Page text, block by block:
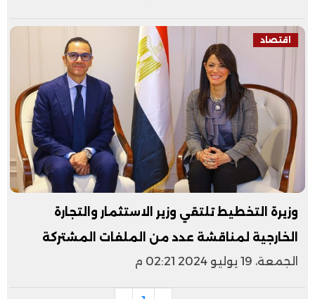
اقتصاد
وزيرة التخطيط تلتقي وزير الاستثمار والتجارة
الخارجية لمناقشة عدد من الملفات المشتركة
الجمعة، 19 يوليو 2024 02:21 م